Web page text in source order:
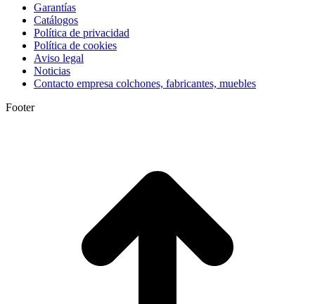
Garantías
Catálogos
Política de privacidad
Política de cookies
Aviso legal
Noticias
Contacto empresa colchones, fabricantes, muebles
Footer